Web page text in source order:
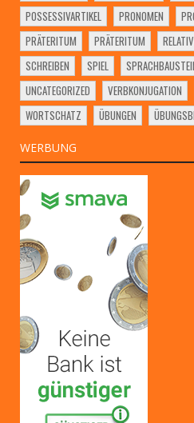
POSSESSIVARTIKEL
PRONOMEN
PRÄTERITUM
PRÄTERITUM
SCHREIBEN
SPIEL
UNCATEGORIZED
VERBKONJUGATION
WORTSCHATZ
ÜBUNGEN
WERBUNG